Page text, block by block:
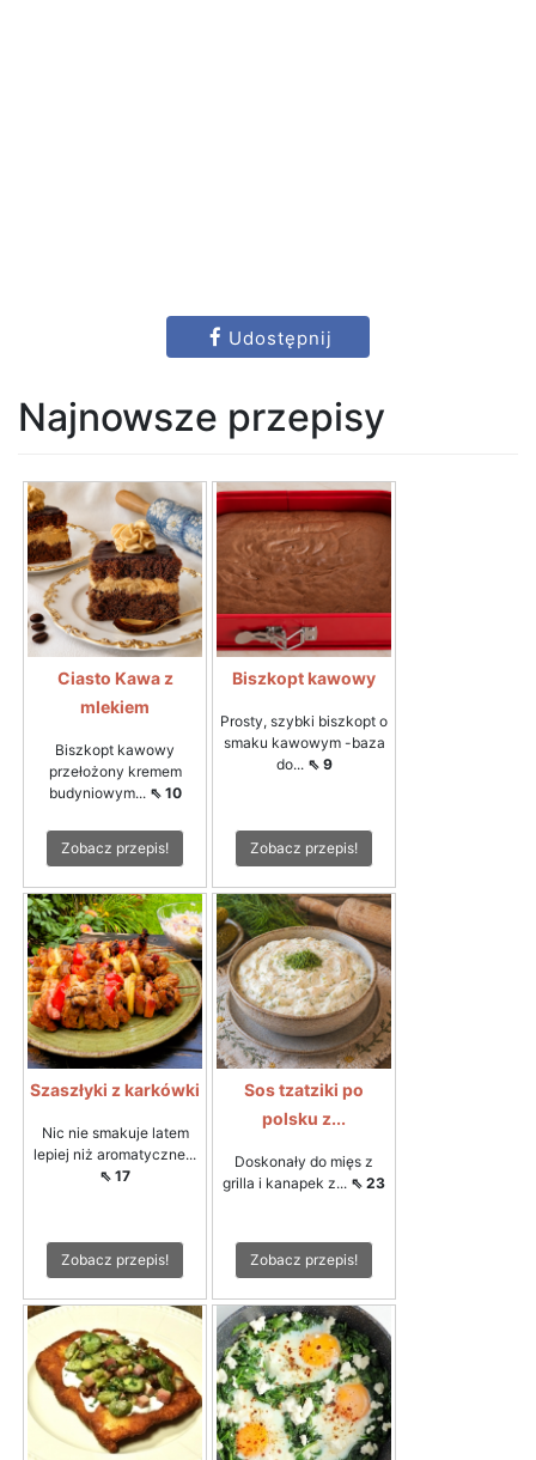
Udostępnij
Najnowsze przepisy
Ciasto Kawa z
mlekiem
Biszkopt kawowy
przełożony kremem
budyniowym... ⇖ 10
Zobacz przepis!
Biszkopt kawowy
Prosty, szybki biszkopt o
smaku kawowym -baza
do... ⇖ 9
Zobacz przepis!
Szaszłyki z karkówki
Nic nie smakuje latem
lepiej niż aromatyczne...
⇖ 17
Zobacz przepis!
Sos tzatziki po
polsku z...
Doskonały do mięs z
grilla i kanapek z... ⇖ 23
Zobacz przepis!